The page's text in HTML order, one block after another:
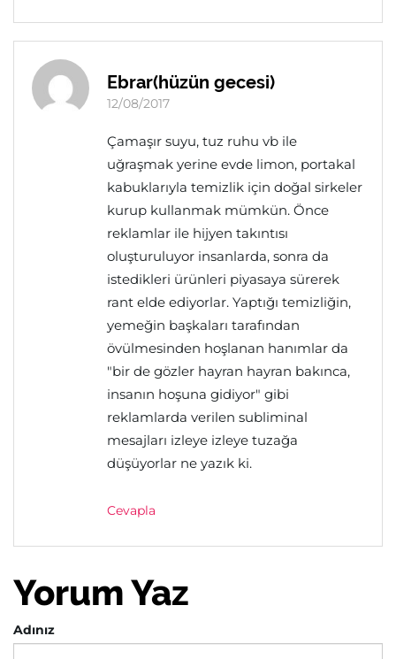
Ebrar(hüzün gecesi)
12/08/2017
Çamaşır suyu, tuz ruhu vb ile
uğraşmak yerine evde limon, portakal
kabuklarıyla temizlik için doğal sirkeler
kurup kullanmak mümkün. Önce
reklamlar ile hijyen takıntısı
oluşturuluyor insanlarda, sonra da
istedikleri ürünleri piyasaya sürerek
rant elde ediyorlar. Yaptığı temizliğin,
yemeğin başkaları tarafından
övülmesinden hoşlanan hanımlar da
"bir de gözler hayran hayran bakınca,
insanın hoşuna gidiyor" gibi
reklamlarda verilen subliminal
mesajları izleye izleye tuzağa
düşüyorlar ne yazık ki.
Cevapla
Yorum Yaz
Adınız